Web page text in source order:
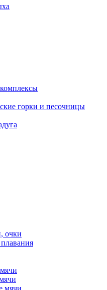
горки и песочницы
очки
мячи